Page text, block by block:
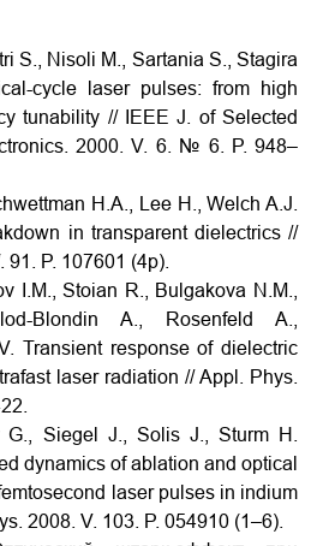
S., Nisoli M., Sartania S., Stagira
cycle laser pulses: from high
tunability // IEEE J. of Selected
2000. V. 6. № 6. P. 948–
H.A., Lee H., Welch A.J.
in transparent dieleсtrics //
91. P. 107601 (4p).
I.M., Stoian R., Bulgakova N.M.,
Blondin A., Rosenfeld A.,
Transient response of dielectric
laser radiation // Appl. Phys.
Siegel J., Solis J., Sturm H.
dynamics of ablation and optical
laser pulses in indium
2008. V. 103. P. 054910 (1–6).